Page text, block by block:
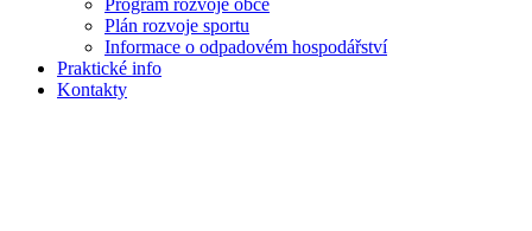
Program rozvoje obce
Plán rozvoje sportu
Informace o odpadovém hospodářství
Praktické info
Kontakty